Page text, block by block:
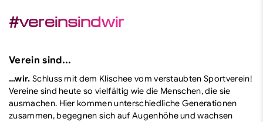
#vereinsindwir
Verein sind...
…wir. Schluss mit dem Klischee vom verstaubten Sportverein!
Vereine sind heute so vielfältig wie die Menschen, die sie
ausmachen. Hier kommen unterschiedliche Generationen
zusammen, begegnen sich auf Augenhöhe und wachsen